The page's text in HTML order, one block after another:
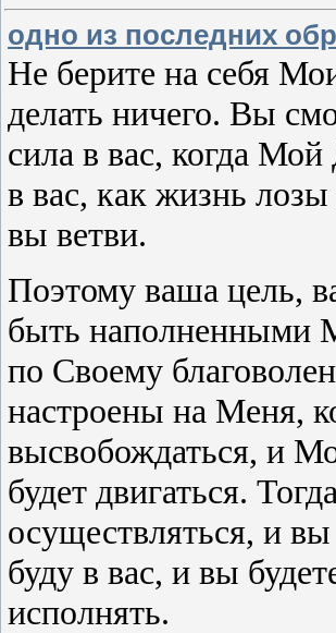
одно из последних
Не берите на себя
делать ничего. Вы
сила в вас, когда
в вас, как жизнь
вы ветви.
Поэтому ваша цель,
быть наполненными
по Своему
настроены на Меня,
высвобождаться, и
будет двигаться.
осуществляться, и
буду в вас, и вы
исполнять.